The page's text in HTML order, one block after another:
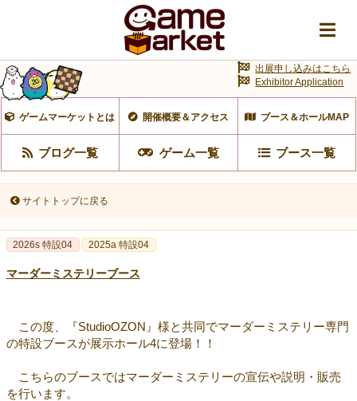
ゲームマーケットとは 開催概要＆アクセス ブース＆ホールMAP
ブログ一覧 ゲーム一覧 ブース一覧
出展申し込みはこちら
Exhibitor Application
サイトトップに戻る
2026s 特設04 2025a 特設04
マーダーミステリーブース
この度、『StudioOZON』様と共同でマーダーミステリー専門
の特設ブースが展示ホール4に登場！！
こちらのブースではマーダーミステリーの宣伝や説明・販売
を行います。